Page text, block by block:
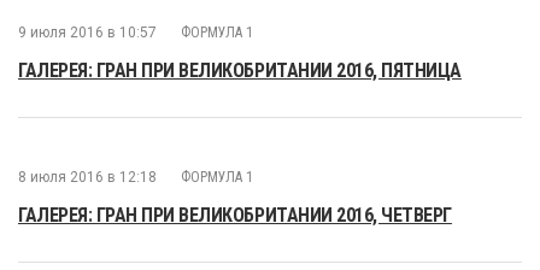
9 июля 2016 в 10:57 ФОРМУЛА 1
ГАЛЕРЕЯ: ГРАН ПРИ ВЕЛИКОБРИТАНИИ 2016, ПЯТНИЦА
8 июля 2016 в 12:18 ФОРМУЛА 1
ГАЛЕРЕЯ: ГРАН ПРИ ВЕЛИКОБРИТАНИИ 2016, ЧЕТВЕРГ